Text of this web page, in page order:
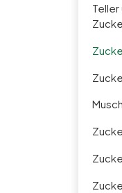
Teller